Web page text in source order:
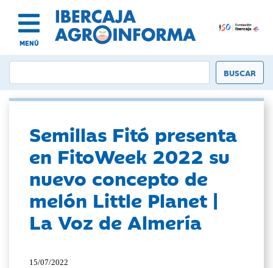
MENÚ
Semillas Fitó presenta
en FitoWeek 2022 su
nuevo concepto de
melón Little Planet |
La Voz de Almería
15/07/2022